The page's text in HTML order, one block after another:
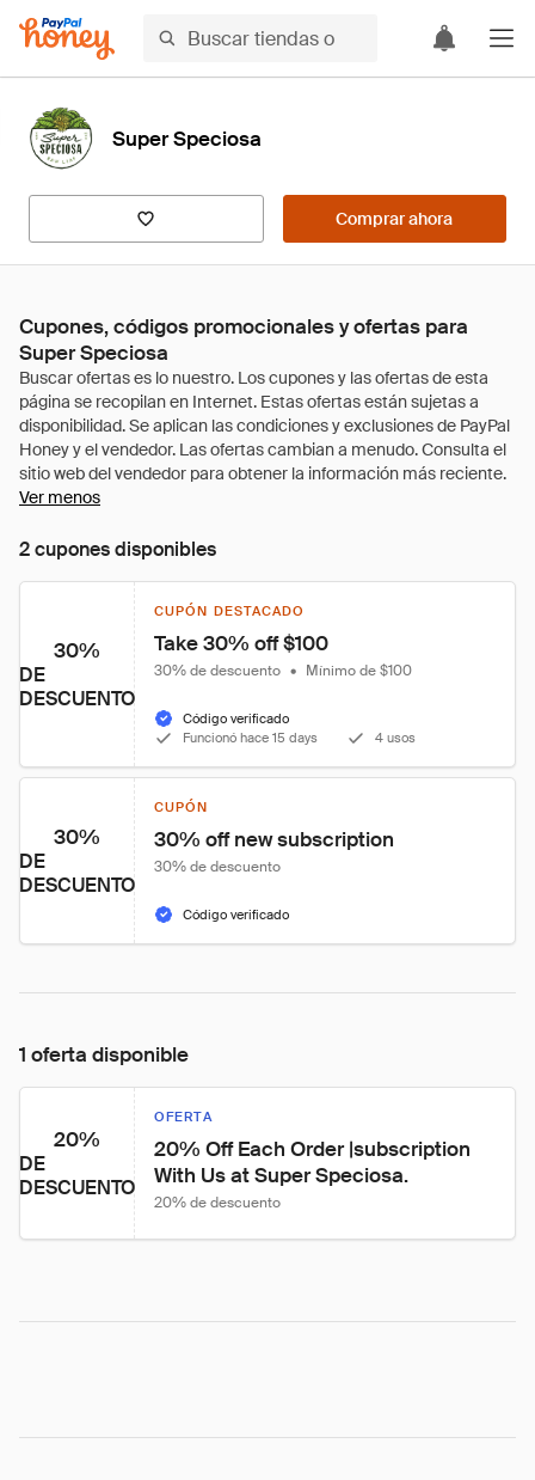
Super Speciosa
Comprar ahora
Cupones, códigos promocionales y ofertas para
Super Speciosa
Ver menos
2 cupones disponibles
30%
DE
DESCUENTO
CUPÓN DESTACADO
Take 30% off $100
30% de descuento • Mínimo de $100
Código verificado
Funcionó hace 15 days
4 usos
30%
DE
DESCUENTO
CUPÓN
30% off new subscription
30% de descuento
Código verificado
1 oferta disponible
20%
DE
DESCUENTO
OFERTA
20% Off Each Order |subscription
With Us at Super Speciosa.
20% de descuento